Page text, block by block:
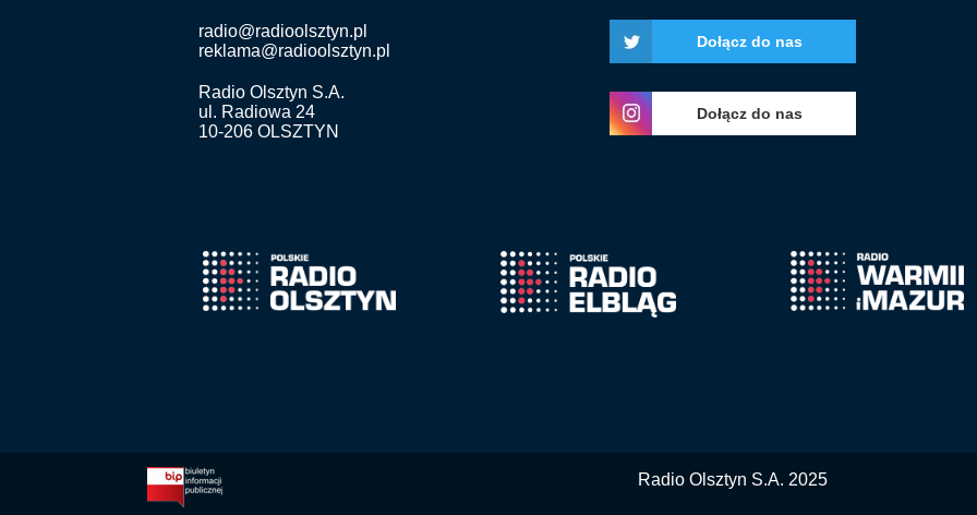
radio@radioolsztyn.pl
reklama@radioolsztyn.pl
Radio Olsztyn S.A.
ul. Radiowa 24
10-206 OLSZTYN
Dołącz do nas
Dołącz do nas
Radio Olsztyn S.A. 2025